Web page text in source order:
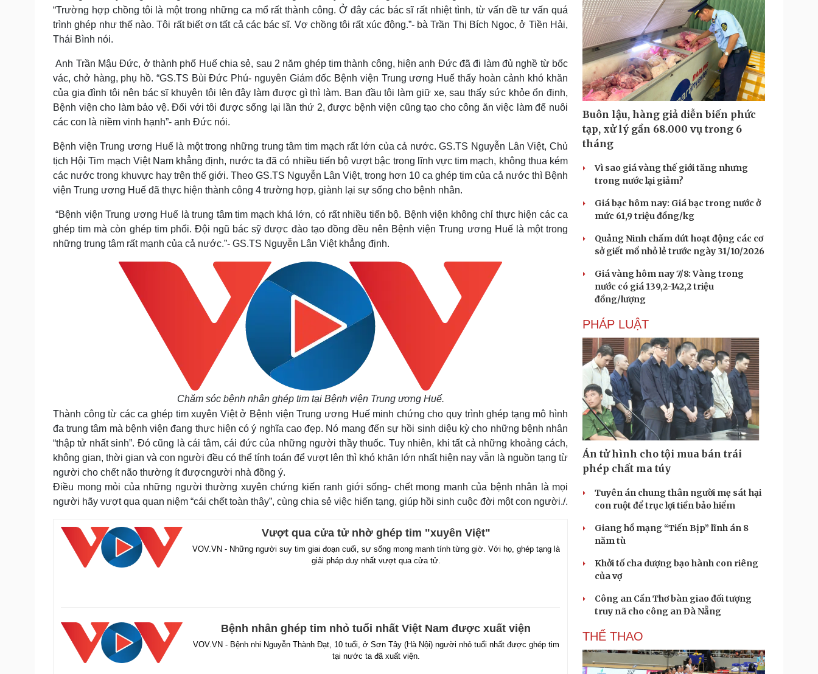
“Trường hợp chồng tôi là một trong những ca mổ rất thành công. Ở đây các bác sĩ rất nhiệt tình, từ vấn đề tư vấn quá
trình ghép như thế nào. Tôi rất biết ơn tất cả các bác sĩ. Vợ chồng tôi rất xúc động.”- bà Trần Thị Bích Ngọc, ở Tiền Hải,
Thái Bình nói.
Anh Trần Mậu Đức, ở thành phố Huế chia sẻ, sau 2 năm ghép tim thành công, hiện anh Đức đã đi làm đủ nghề từ bốc
vác, chở hàng, phụ hồ. “GS.TS Bùi Đức Phú- nguyên Giám đốc Bệnh viện Trung ương Huế thấy hoàn cảnh khó khăn
của gia đình tôi nên bác sĩ khuyên tôi lên đây làm được gì thì làm. Ban đầu tôi làm giữ xe, sau thấy sức khỏe ổn định,
Bệnh viện cho làm bảo vệ. Đối với tôi được sống lại lần thứ 2, được bệnh viện cũng tạo cho công ăn việc làm để nuôi
các con là niềm vinh hạnh”- anh Đức nói.
Bệnh viện Trung ương Huế là một trong những trung tâm tim mạch rất lớn của cả nước. GS.TS Nguyễn Lân Việt, Chủ
tịch Hội Tim mạch Việt Nam khẳng định, nước ta đã có nhiều tiến bộ vượt bậc trong lĩnh vực tim mạch, không thua kém
các nước trong khuvực hay trên thế giới. Theo GS.TS Nguyễn Lân Việt, trong hơn 10 ca ghép tim của cả nước thì Bệnh
viện Trung ương Huế đã thực hiện thành công 4 trường hợp, giành lại sự sống cho bệnh nhân.
“Bệnh viện Trung ương Huế là trung tâm tim mạch khá lớn, có rất nhiều tiến bộ. Bệnh viện không chỉ thực hiện các ca
ghép tim mà còn ghép tim phổi. Đội ngũ bác sỹ được đào tạo đồng đều nên Bệnh viện Trung ương Huế là một trong
những trung tâm rất mạnh của cả nước.”- GS.TS Nguyễn Lân Việt khẳng định.
Chăm sóc bệnh nhân ghép tim tại Bệnh viện Trung ương Huế.
Thành công từ các ca ghép tim xuyên Việt ở Bệnh viện Trung ương Huế minh chứng cho quy trình ghép tạng mô hình
đa trung tâm mà bệnh viện đang thực hiện có ý nghĩa cao đẹp. Nó mang đến sự hồi sinh diệu kỳ cho những bệnh nhân
“thập tử nhất sinh”. Đó cũng là cái tâm, cái đức của những người thầy thuốc. Tuy nhiên, khi tất cả những khoảng cách,
không gian, thời gian và con người đều có thể tính toán để vượt lên thì khó khăn lớn nhất hiện nay vẫn là nguồn tạng từ
người cho chết não thường ít đượcngười nhà đồng ý.
Điều mong mỏi của những người thường xuyên chứng kiến ranh giới sống- chết mong manh của bệnh nhân là mọi
người hãy vượt qua quan niệm “cái chết toàn thây”, cùng chia sẻ việc hiến tạng, giúp hồi sinh cuộc đời một con người./.
Vượt qua cửa tử nhờ ghép tim "xuyên Việt"
VOV.VN - Những người suy tim giai đoạn cuối, sự sống mong manh tính từng giờ. Với họ, ghép tạng là
giải pháp duy nhất vượt qua cửa tử.
Bệnh nhân ghép tim nhỏ tuổi nhất Việt Nam được xuất viện
VOV.VN - Bệnh nhi Nguyễn Thành Đạt, 10 tuổi, ở Sơn Tây (Hà Nội) người nhỏ tuổi nhất được ghép tim
tại nước ta đã xuất viện.
Buôn lậu, hàng giả diễn biến phức
tạp, xử lý gần 68.000 vụ trong 6
tháng
Vì sao giá vàng thế giới tăng nhưng
trong nước lại giảm?
Giá bạc hôm nay: Giá bạc trong nước ở
mức 61,9 triệu đồng/kg
Quảng Ninh chấm dứt hoạt động các cơ
sở giết mổ nhỏ lẻ trước ngày 31/10/2026
Giá vàng hôm nay 7/8: Vàng trong
nước có giá 139,2-142,2 triệu
đồng/lượng
PHÁP LUẬT
Án tử hình cho tội mua bán trái
phép chất ma túy
Tuyên án chung thân người mẹ sát hại
con ruột để trục lợi tiền bảo hiểm
Giang hồ mạng “Tiến Bịp” lĩnh án 8
năm tù
Khởi tố cha dượng bạo hành con riêng
của vợ
Công an Cần Thơ bàn giao đối tượng
truy nã cho công an Đà Nẵng
THỂ THAO